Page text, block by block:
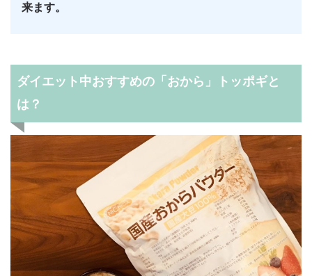
来ます。
ダイエット中おすすめの「おから」トッポギと
は？